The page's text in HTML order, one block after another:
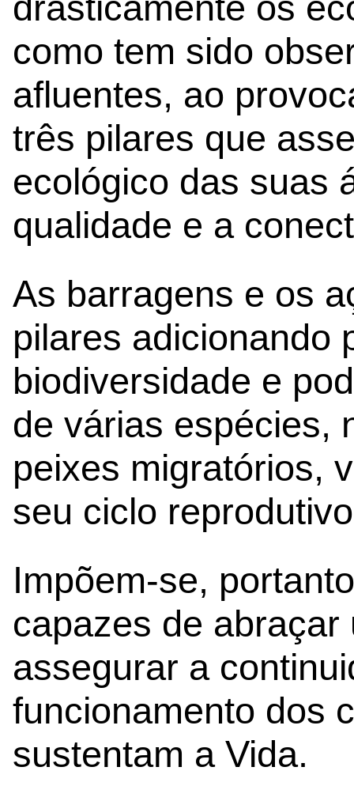
como tem sido
afluentes, ao
três pilares que
ecológico das suas
qualidade e a
As barragens e os
pilares adicionando
biodiversidade e
de várias espécies,
peixes migratórios,
seu ciclo
Impõem-se,
capazes de
assegurar a
funcionamento dos
sustentam a Vida.